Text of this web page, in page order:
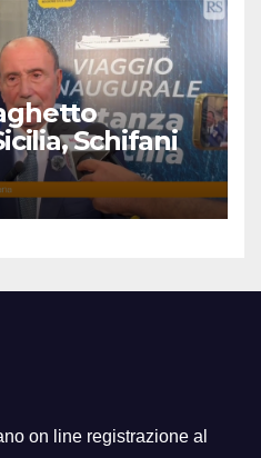
Schifani
presi”
on line registrazione al